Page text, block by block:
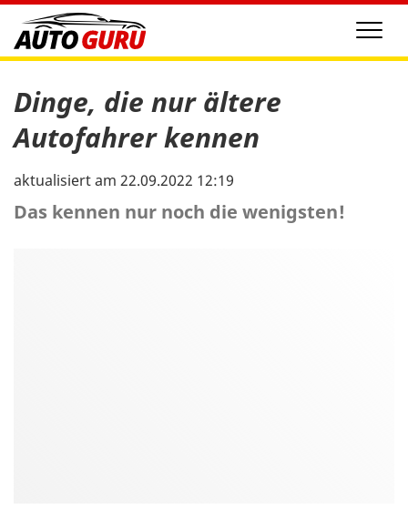
Dinge, die nur ältere
Autofahrer kennen
aktualisiert am 22.09.2022 12:19
Das kennen nur noch die wenigsten!